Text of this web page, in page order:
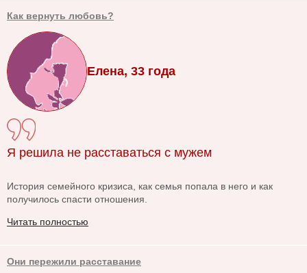
Как вернуть любовь?
Елена, 33 года
Я решила не расставаться с мужем
История семейного кризиса, как семья попала в него и как
получилось спасти отношения.
Читать полностью
Они пережили расставание